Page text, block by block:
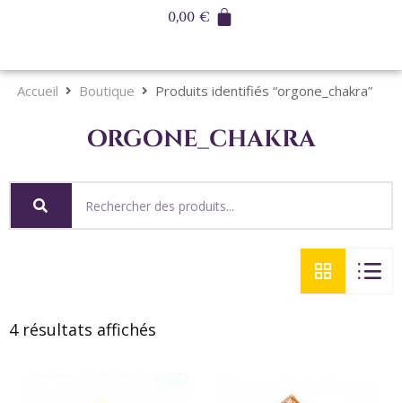
0,00€
Accueil Boutique Produits identifiés “orgone_chakra”
orgone_chakra
4 résultats affichés